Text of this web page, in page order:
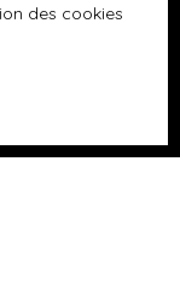
des cookies